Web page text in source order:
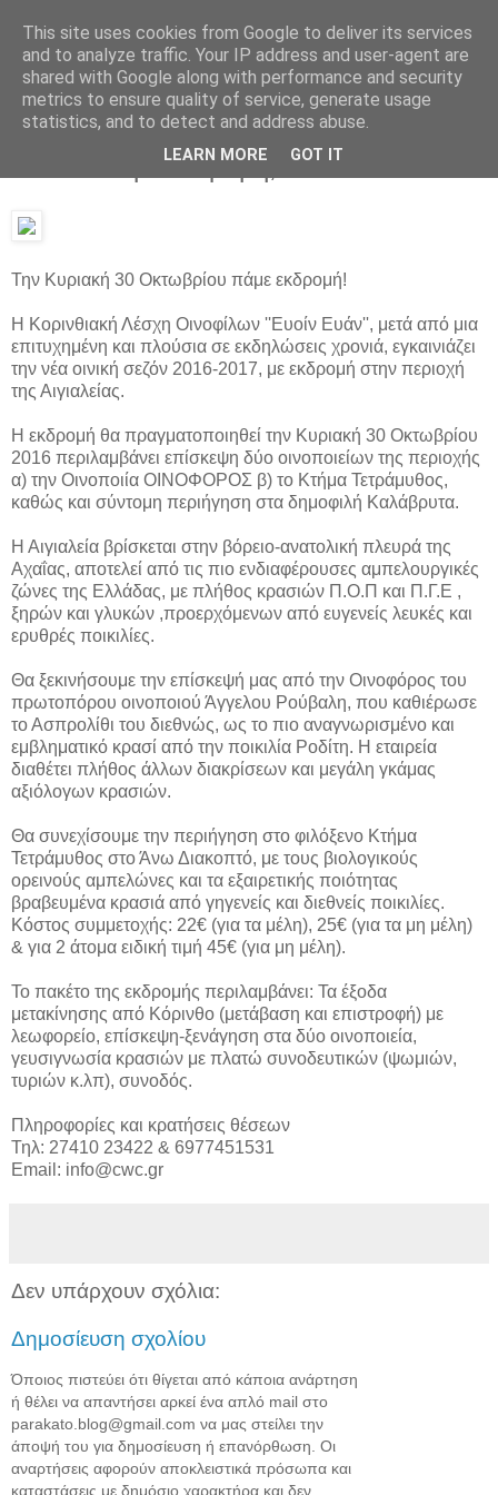
Parakato.gr
Κορινθιακή Λέσχη Οινοφίλων ''Ευοίν
Ευάν'': Πάμε εκδρομή;
Την Κυριακή 30 Οκτωβρίου πάμε εκδρομή!
Η Κορινθιακή Λέσχη Οινοφίλων ''Ευοίν Ευάν'', μετά από μια
επιτυχημένη και πλούσια σε εκδηλώσεις χρονιά, εγκαινιάζει
την νέα οινική σεζόν 2016-2017, με εκδρομή στην περιοχή
της Αιγιαλείας.
Η εκδρομή θα πραγματοποιηθεί την Κυριακή 30 Οκτωβρίου
2016 περιλαμβάνει επίσκεψη δύο οινοποιείων της περιοχής
α) την Οινοποιία ΟΙΝΟΦΟΡΟΣ β) το Κτήμα Τετράμυθος,
καθώς και σύντομη περιήγηση στα δημοφιλή Καλάβρυτα.
Η Αιγιαλεία βρίσκεται στην βόρειο-ανατολική πλευρά της
Αχαΐας, αποτελεί από τις πιο ενδιαφέρουσες αμπελουργικές
ζώνες της Ελλάδας, με πλήθος κρασιών Π.Ο.Π και Π.Γ.Ε ,
ξηρών και γλυκών ,προερχόμενων από ευγενείς λευκές και
ερυθρές ποικιλίες.
Θα ξεκινήσουμε την επίσκεψή μας από την Οινοφόρος του
πρωτοπόρου οινοποιού Άγγελου Ρούβαλη, που καθιέρωσε
το Ασπρολίθι του διεθνώς, ως το πιο αναγνωρισμένο και
εμβληματικό κρασί από την ποικιλία Ροδίτη. Η εταιρεία
διαθέτει πλήθος άλλων διακρίσεων και μεγάλη γκάμας
αξιόλογων κρασιών.
Θα συνεχίσουμε την περιήγηση στο φιλόξενο Κτήμα
Τετράμυθος στο Άνω Διακοπτό, με τους βιολογικούς
ορεινούς αμπελώνες και τα εξαιρετικής ποιότητας
βραβευμένα κρασιά από γηγενείς και διεθνείς ποικιλίες.
Κόστος συμμετοχής: 22€ (για τα μέλη), 25€ (για τα μη μέλη)
& για 2 άτομα ειδική τιμή 45€ (για μη μέλη).
Το πακέτο της εκδρομής περιλαμβάνει: Τα έξοδα
μετακίνησης από Κόρινθο (μετάβαση και επιστροφή) με
λεωφορείο, επίσκεψη-ξενάγηση στα δύο οινοποιεία,
γευσιγνωσία κρασιών με πλατώ συνοδευτικών (ψωμιών,
τυριών κ.λπ), συνοδός.
Πληροφορίες και κρατήσεις θέσεων
Τηλ: 27410 23422 & 6977451531
Email: info@cwc.gr
Δεν υπάρχουν σχόλια:
Δημοσίευση σχολίου
Όποιος πιστεύει ότι θίγεται από κάποια ανάρτηση
ή θέλει να απαντήσει αρκεί ένα απλό mail στο
parakato.blog@gmail.com να μας στείλει την
άποψή του για δημοσίευση ή επανόρθωση. Οι
αναρτήσεις αφορούν αποκλειστικά πρόσωπα και
καταστάσεις με δημόσιο χαρακτήρα και δεν
This site uses cookies from Google to deliver its services
and to analyze traffic. Your IP address and user-agent are
shared with Google along with performance and security
metrics to ensure quality of service, generate usage
statistics, and to detect and address abuse.
LEARN MORE GOT IT